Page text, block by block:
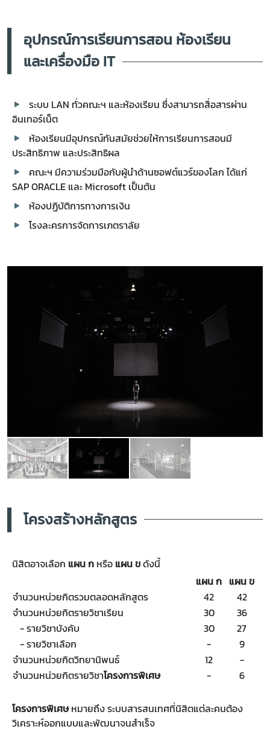
อุปกรณ์การเรียนการสอน ห้องเรียน
และเครื่องมือ IT
ระบบ LAN ทั่วคณะฯ และห้องเรียน ซึ่งสามารถสื่อสารผ่าน
อินเทอร์เน็ต
ห้องเรียนมีอุปกรณ์ทันสมัยช่วยให้การเรียนการสอนมี
ประสิทธิภาพ และประสิทธิผล
คณะฯ มีความร่วมมือกับผู้นำด้านซอฟต์แวร์ของโลก ได้แก่
SAP ORACLE และ Microsoft เป็นต้น
ห้องปฏิบัติการทางการเงิน
โรงละครการจัดการเภตราลัย
โครงสร้างหลักสูตร
นิสิตอาจเลือก แผน ก หรือ แผน ขดังนี้
แผน ก แผน ข
จำนวนหน่วยกิตรวมตลอดหลักสูตร
42
42
จำนวนหน่วยกิตรายวิชาเรียน
30
36
- รายวิชาบังคับ
30
27
- รายวิชาเลือก
-
9
จำนวนหน่วยกิตวิทยานิพนธ์
12
-
จำนวนหน่วยกิตรายวิชาโครงการพิเศษ - 6
โครงการพิเศษหมายถึง ระบบสารสนเทศที่นิสิตแต่ละคนต้อง
วิเคราะห์ออกแบบและพัฒนาจนสำเร็จ